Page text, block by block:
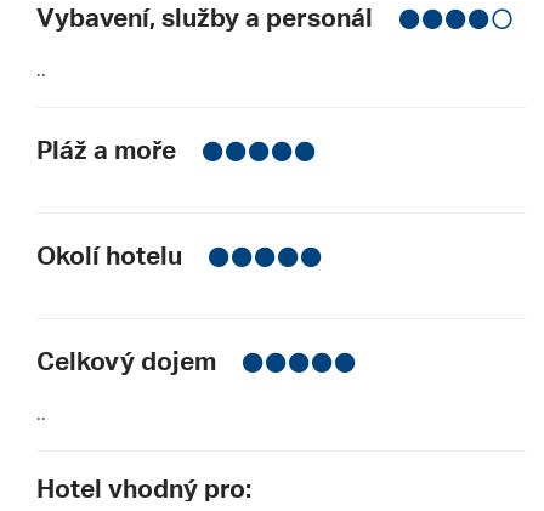
Vybavení, služby a personál
..
Pláž a moře
Okolí hotelu
Celkový dojem
..
Hotel vhodný pro: